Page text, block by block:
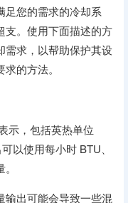
足您的需求的冷却系
支。使用下面描述的方
需求，以帮助保护其设
的方法。
示，包括英热单位
以使用每小时 BTU、
输出可能会导致一些混